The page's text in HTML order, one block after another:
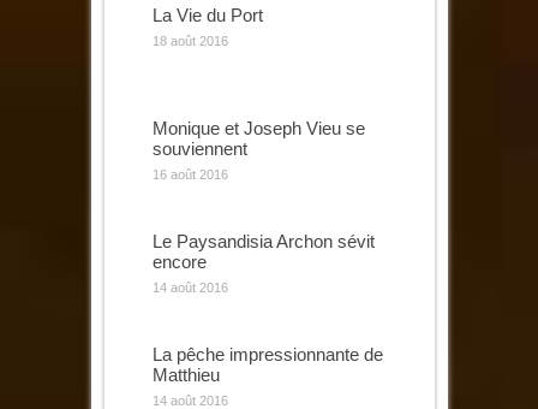
La Vie du Port
18 août 2016
Monique et Joseph Vieu se
souviennent
16 août 2016
Le Paysandisia Archon sévit
encore
14 août 2016
La pêche impressionnante de
Matthieu
14 août 2016